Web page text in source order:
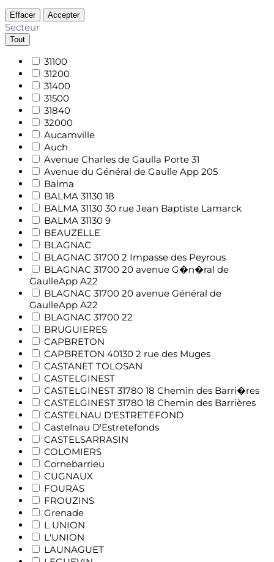
Effacer Accepter
Secteur
Tout
31100
31200
31400
31500
31840
32000
Aucamville
Auch
Avenue Charles de Gaulla Porte 31
Avenue du Général de Gaulle App 205
Balma
BALMA 31130 18
BALMA 31130 30 rue Jean Baptiste Lamarck
BALMA 31130 9
BEAUZELLE
BLAGNAC
BLAGNAC 31700 2 Impasse des Peyrous
BLAGNAC 31700 20 avenue G�n�ral de
GaulleApp A22
BLAGNAC 31700 20 avenue Général de
GaulleApp A22
BLAGNAC 31700 22
BRUGUIERES
CAPBRETON
CAPBRETON 40130 2 rue des Muges
CASTANET TOLOSAN
CASTELGINEST
CASTELGINEST 31780 18 Chemin des Barri�res
CASTELGINEST 31780 18 Chemin des Barrières
CASTELNAU D'ESTRETEFOND
Castelnau D'Estretefonds
CASTELSARRASIN
COLOMIERS
Cornebarrieu
CUGNAUX
FOURAS
FROUZINS
Grenade
L UNION
L'UNION
LAUNAGUET